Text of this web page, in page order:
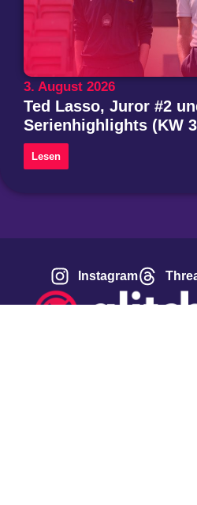
3. August 2026
Ted Lasso, Juror #2
Serienhighlights (KW
Lesen
Instagram